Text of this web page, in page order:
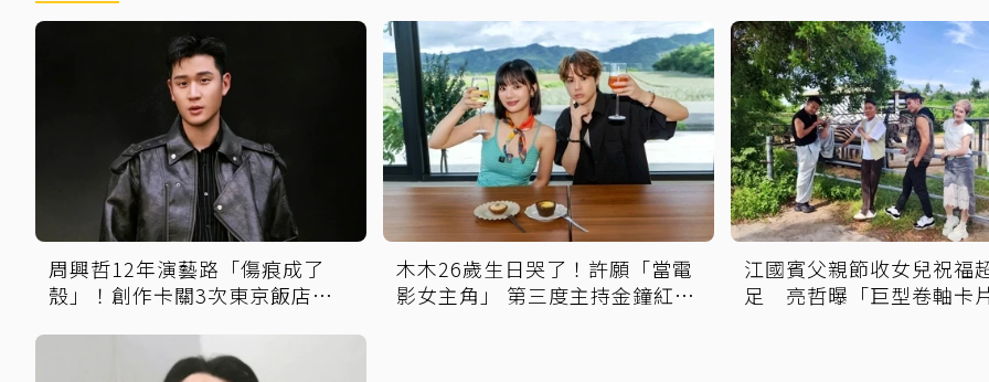
周興哲12年演藝路「傷痕成了
殼」！創作卡關3次東京飯店突
木木26歲生日哭了！許願「當電
影女主角」 第三度主持金鐘紅毯
江國賓父親節收女兒祝福
足 亮哲曝「巨型卷軸卡